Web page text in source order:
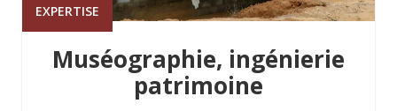
EXPERTISE
Muséographie, ingénierie
patrimoine